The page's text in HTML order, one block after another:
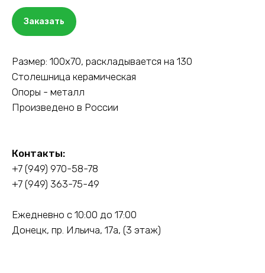
Заказать
Размер: 100х70, раскладывается на 130
Столешница керамическая
Опоры - металл
Произведено в России
Контакты:
+7 (949) 970-58-78
+7 (949) 363-75-49
Ежедневно с 10:00 до 17:00
Донецк, пр. Ильича, 17а, (3 этаж)